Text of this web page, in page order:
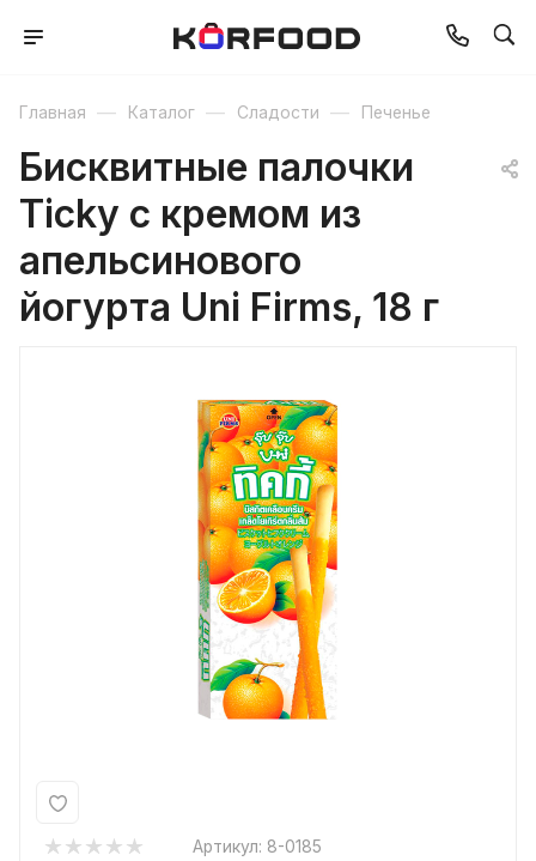
Главная — Каталог — Сладости — Печенье
Бисквитные палочки
Ticky с кремом из
апельсинового
йогурта Uni Firms, 18 г
Артикул: 8-0185